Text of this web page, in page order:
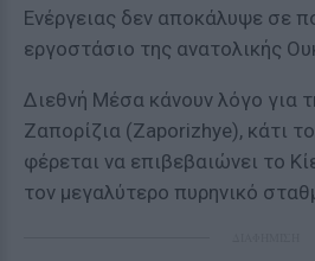
Ενέργειας δεν αποκάλυψε σε
εργοστάσιο της ανατολικής
Διεθνή Μέσα κάνουν λόγο για
Ζαπορίζια (Zaporizhye), κάτι
φέρεται να επιβεβαιώνει το
τον μεγαλύτερο πυρηνικό